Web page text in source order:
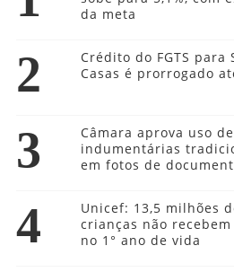
da meta
2
Crédito do FGTS para
Casas é prorrogado
3
Câmara aprova uso de
indumentárias
em fotos de
4
Unicef: 13,5 milhões
crianças não recebem
no 1° ano de vida